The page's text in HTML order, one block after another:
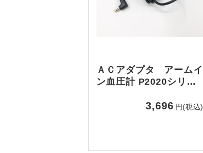
ＡＣアダプタ アームイ
ン血圧計 P2020シリー
3,696 円(税込)